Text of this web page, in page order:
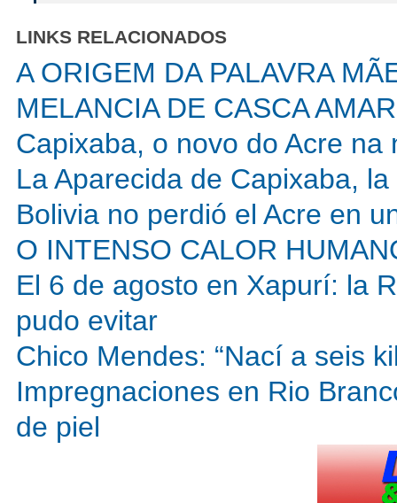
LINKS RELACIONADOS
A ORIGEM DA PALAVRA
MELANCIA DE CASCA
Capixaba, o novo do Acre
La Aparecida de Capixaba,
Bolivia no perdió el Acre en
O INTENSO CALOR
El 6 de agosto en Xapurí: la
pudo evitar
Chico Mendes: “Nací a seis
Impregnaciones en Rio
de piel